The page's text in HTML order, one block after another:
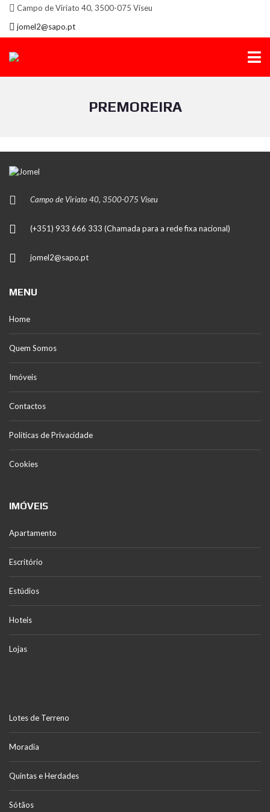
Campo de Viriato 40, 3500-075 Viseu
jomel2@sapo.pt
PREMOREIRA
Campo de Viriato 40, 3500-075 Viseu
(+351) 933 666 333 (Chamada para a rede fixa nacional)
jomel2@sapo.pt
MENU
Home
Quem Somos
Imóveis
Contactos
Políticas de Privacidade
Cookies
IMÓVEIS
Apartamento
Escritório
Estúdios
Hoteis
Lojas
Lotes de Terreno
Moradia
Quintas e Herdades
Sótãos